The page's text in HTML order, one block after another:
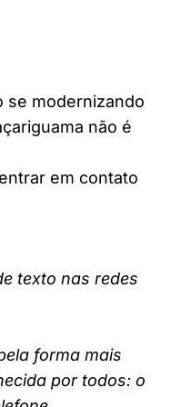
se modernizando
não é
em contato
texto nas redes
forma mais
por todos: o